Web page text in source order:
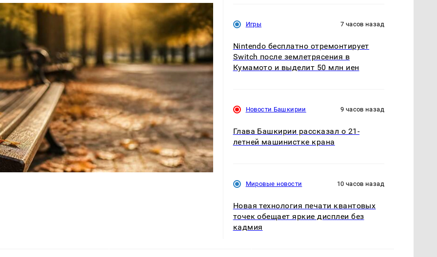
Игры 7 часов назад
Nintendo бесплатно отремонтирует
Switch после землетрясения в
Кумамото и выделит 50 млн иен
Новости Башкирии 9 часов назад
Глава Башкирии рассказал о 21-
летней машинистке крана
Мировые новости 10 часов назад
Новая технология печати квантовых
точек обещает яркие дисплеи без
кадмия